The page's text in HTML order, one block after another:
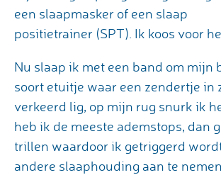
een slaapmasker of een slaap
positietrainer (SPT). Ik koos voor
Nu slaap ik met een band om mijn
soort etuitje waar een zendertje in
verkeerd lig, op mijn rug snurk ik
heb ik de meeste ademstops, dan
trillen waardoor ik getriggerd
andere slaaphouding aan te